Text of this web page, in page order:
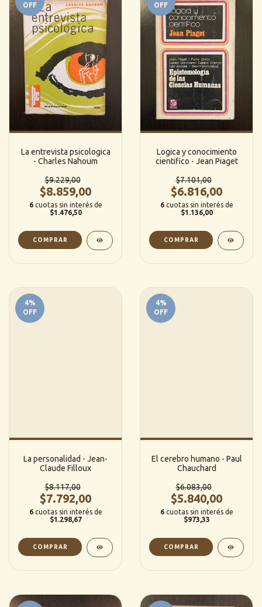
OFF
La entrevista psicologica
- Charles Nahoum
$9.229,00
$8.859,00
6 cuotas sin interés de
$1.476,50
OFF
Logica y conocimiento
cientifico - Jean Piaget
$7.101,00
$6.816,00
6 cuotas sin interés de
$1.136,00
4%
OFF
La personalidad - Jean-
Claude Filloux
$8.117,00
$7.792,00
6 cuotas sin interés de
$1.298,67
4%
OFF
El cerebro humano - Paul
Chauchard
$6.083,00
$5.840,00
6 cuotas sin interés de
$973,33